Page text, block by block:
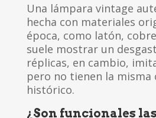
Una lámpara vintage
hecha con materiales
época, como latón,
suele mostrar un
réplicas, en cambio,
pero no tienen la misma
histórico.
¿Son funcionales